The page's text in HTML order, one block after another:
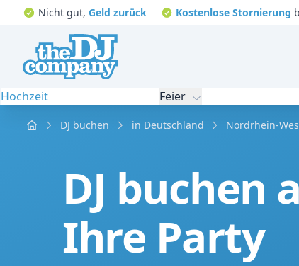
Nicht gut, Geld zurück Kostenlose Stornierung
Hochzeit Feier
Home DJ buchen in Deutschland Nordrhein-
DJ buchen
Ihre Party